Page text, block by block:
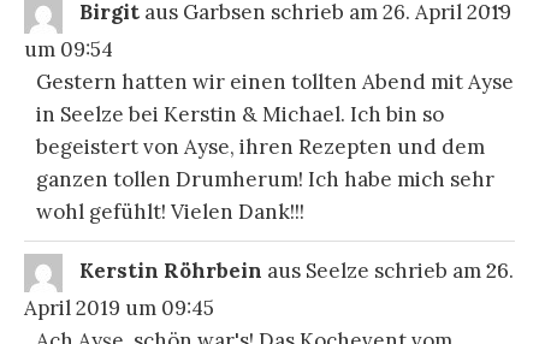
Birgit aus Garbsen schrieb am26. April 2019
um 09:54
Gestern hatten wir einen tollten Abend mit Ayse
in Seelze bei Kerstin & Michael. Ich bin so
begeistert von Ayse, ihren Rezepten und dem
ganzen tollen Drumherum! Ich habe mich sehr
wohl gefühlt! Vielen Dank!!!
Kerstin Röhrbein aus Seelze schrieb am26.
April 2019 um 09:45
...